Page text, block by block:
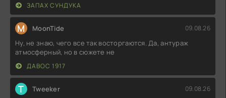
ЗАПАХ СУНДУКА
M MoonTide 09.08.26
Ну, не знаю, чего все так восторгаются. Да, антураж
атмосферный, но в сюжете не
ДАВОС 1917
T Tweeker 09.08.26